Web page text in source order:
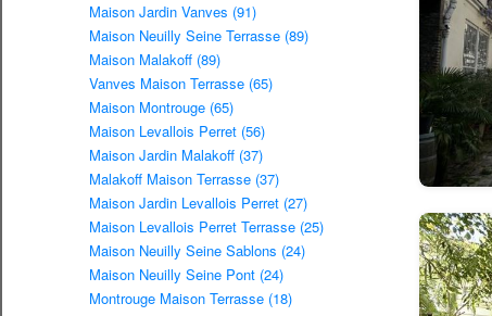
Maison Jardin Vanves (91)
Maison Neuilly Seine Terrasse (89)
Maison Malakoff (89)
Vanves Maison Terrasse (65)
Maison Montrouge (65)
Maison Levallois Perret (56)
Maison Jardin Malakoff (37)
Malakoff Maison Terrasse (37)
Maison Jardin Levallois Perret (27)
Maison Levallois Perret Terrasse (25)
Maison Neuilly Seine Sablons (24)
Maison Neuilly Seine Pont (24)
Montrouge Maison Terrasse (18)